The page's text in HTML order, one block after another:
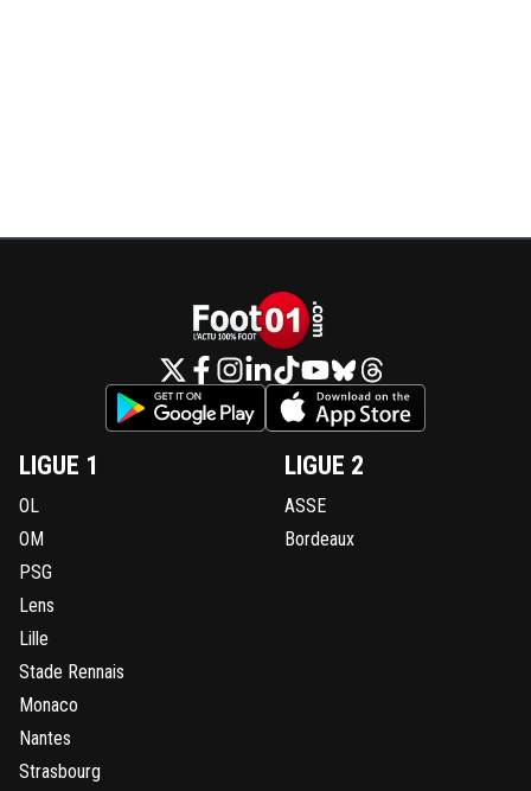
LIGUE 1
OL
OM
PSG
Lens
Lille
Stade Rennais
Monaco
Nantes
Strasbourg
LIGUE 2
ASSE
Bordeaux